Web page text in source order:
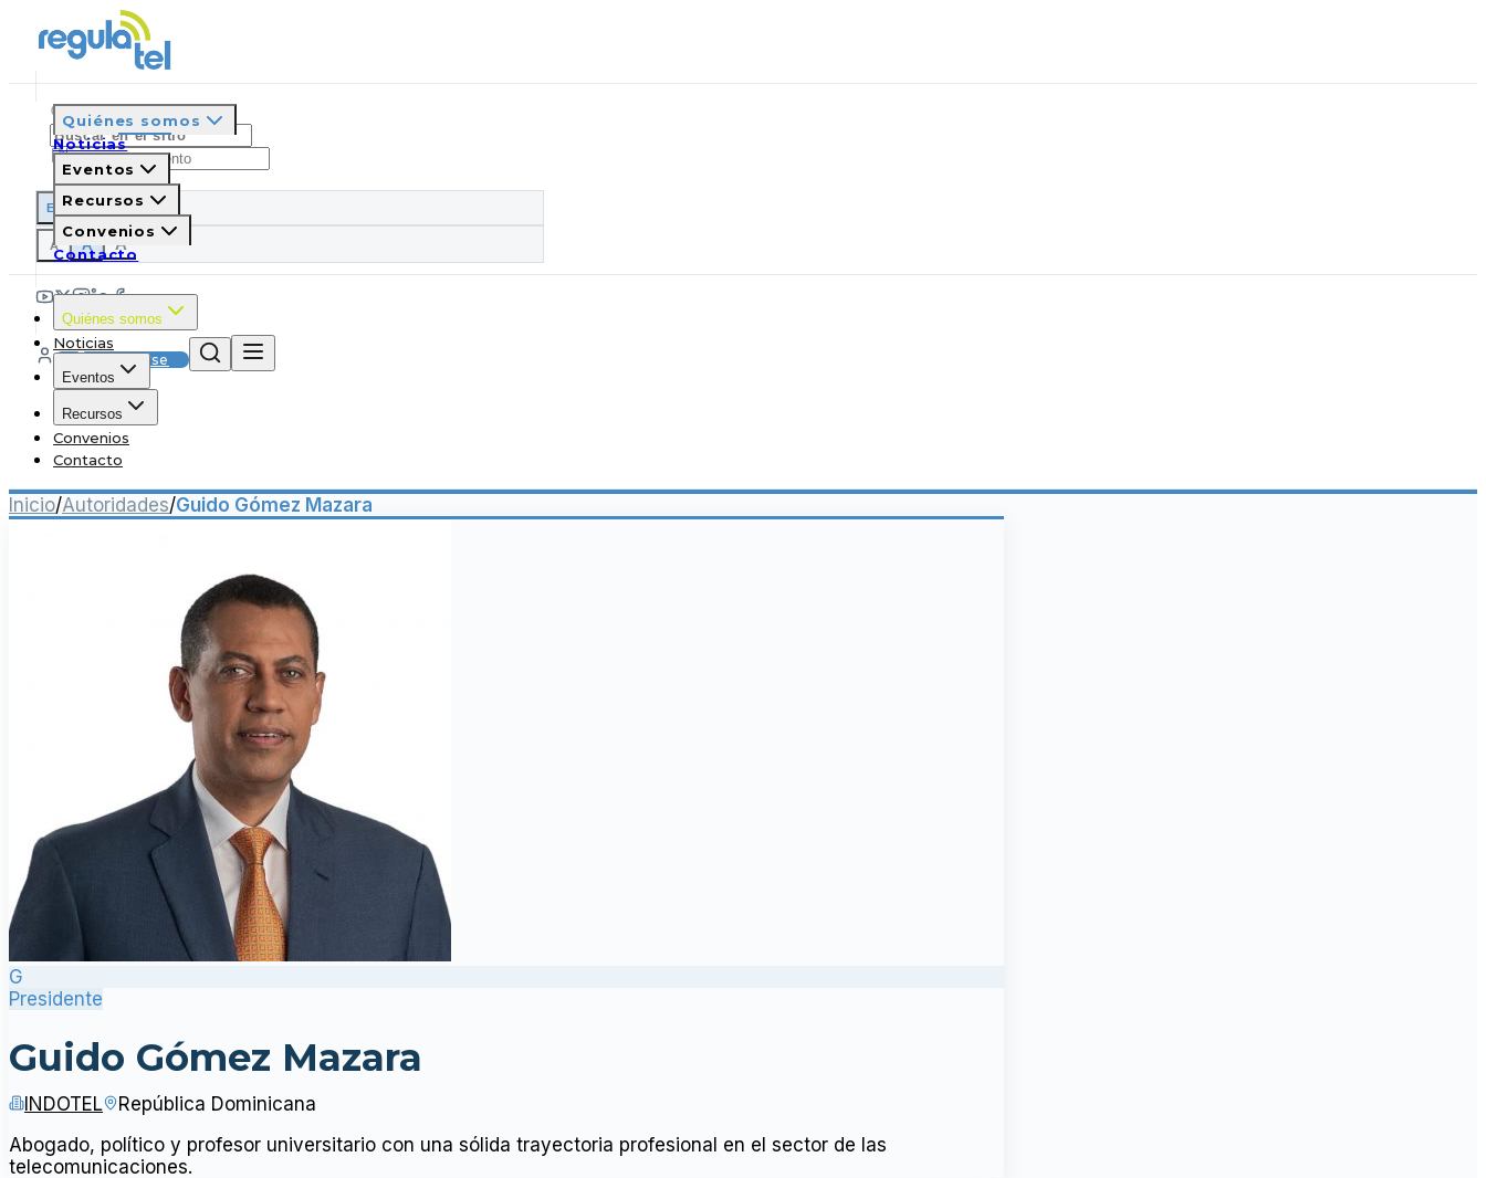
ES EN PT IT
A A A
Suscribirse
Quiénes somos
Noticias
Eventos
Recursos
Convenios
Contacto
Quiénes somos
Noticias
Eventos
Recursos
Convenios
Contacto
Inicio/Autoridades/Guido Gómez Mazara
G
Presidente
Guido Gómez Mazara
INDOTEL
República Dominicana
Abogado, político y profesor universitario con una sólida trayectoria profesional en el sector de las
telecomunicaciones.